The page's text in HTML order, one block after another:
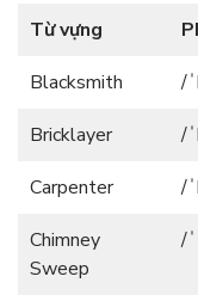
Từ vựng
Blacksmith
/
Bricklayer
/
Carpenter
/
Chimney
Sweep
/